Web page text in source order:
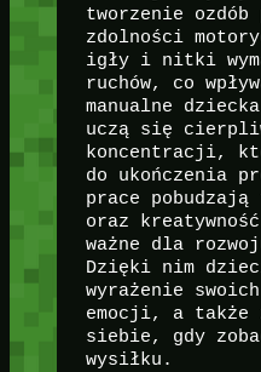
tworzenie ozdób
zdolności
igły i nitki
ruchów, co
manualne
uczą się
koncentracji,
do ukończenia
prace pobudzają
oraz
ważne dla
Dzięki nim
wyrażenie
emocji, a także
siebie, gdy
wysiłku.